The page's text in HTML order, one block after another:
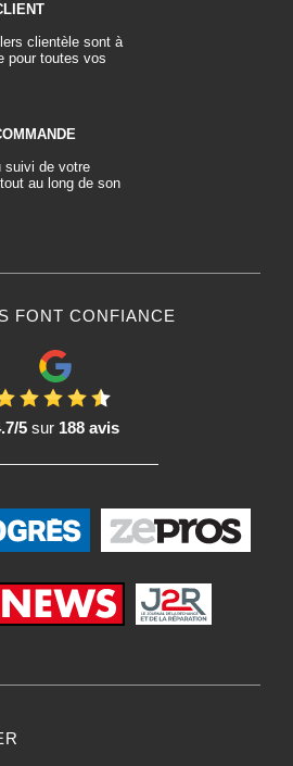
clientèle sont à
pour toutes vos
suivi de votre
au long de son
FONT CONFIANCE
5sur 188 avis